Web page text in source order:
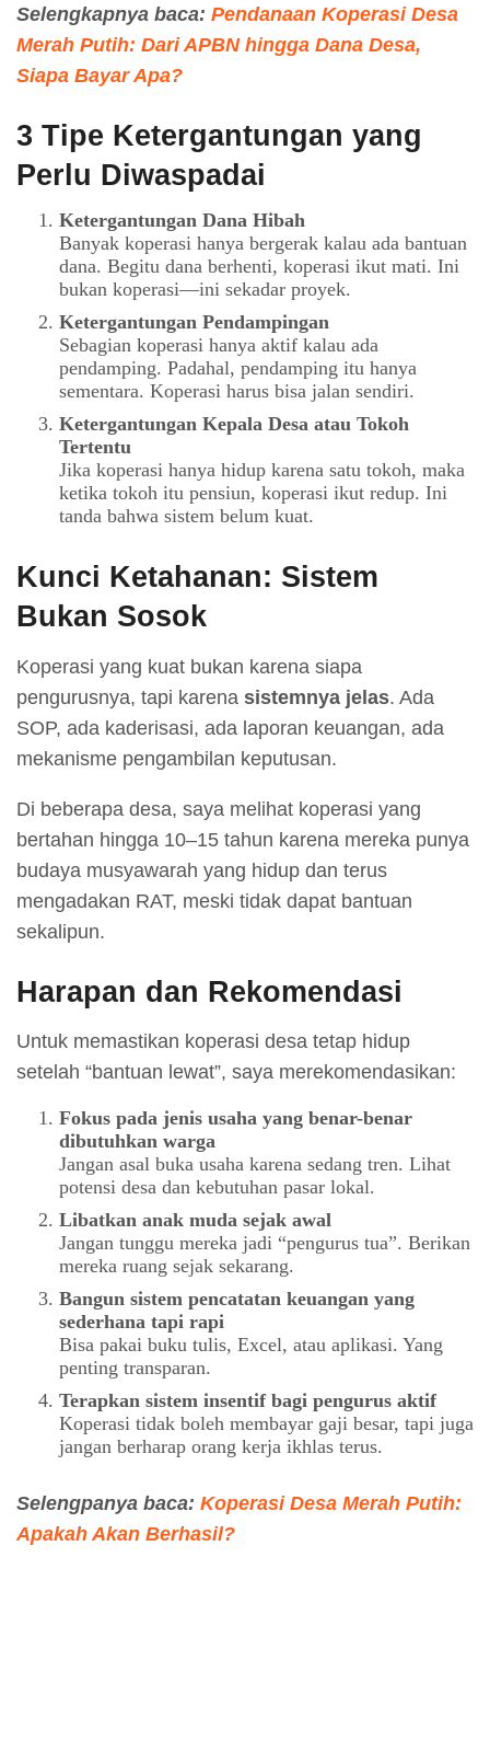
Selengkapnya baca: Pendanaan Koperasi Desa
Merah Putih: Dari APBN hingga Dana Desa,
Siapa Bayar Apa?
3 Tipe Ketergantungan yang
Perlu Diwaspadai
Ketergantungan Dana Hibah
Banyak koperasi hanya bergerak kalau ada bantuan
dana. Begitu dana berhenti, koperasi ikut mati. Ini
bukan koperasi—ini sekadar proyek.
Ketergantungan Pendampingan
Sebagian koperasi hanya aktif kalau ada
pendamping. Padahal, pendamping itu hanya
sementara. Koperasi harus bisa jalan sendiri.
Ketergantungan Kepala Desa atau Tokoh
Tertentu
Jika koperasi hanya hidup karena satu tokoh, maka
ketika tokoh itu pensiun, koperasi ikut redup. Ini
tanda bahwa sistem belum kuat.
Kunci Ketahanan: Sistem
Bukan Sosok
Koperasi yang kuat bukan karena siapa
pengurusnya, tapi karena sistemnya jelas. Ada
SOP, ada kaderisasi, ada laporan keuangan, ada
mekanisme pengambilan keputusan.
Di beberapa desa, saya melihat koperasi yang
bertahan hingga 10–15 tahun karena mereka punya
budaya musyawarah yang hidup dan terus
mengadakan RAT, meski tidak dapat bantuan
sekalipun.
Harapan dan Rekomendasi
Untuk memastikan koperasi desa tetap hidup
setelah “bantuan lewat”, saya merekomendasikan:
Fokus pada jenis usaha yang benar-benar
dibutuhkan warga
Jangan asal buka usaha karena sedang tren. Lihat
potensi desa dan kebutuhan pasar lokal.
Libatkan anak muda sejak awal
Jangan tunggu mereka jadi “pengurus tua”. Berikan
mereka ruang sejak sekarang.
Bangun sistem pencatatan keuangan yang
sederhana tapi rapi
Bisa pakai buku tulis, Excel, atau aplikasi. Yang
penting transparan.
Terapkan sistem insentif bagi pengurus aktif
Koperasi tidak boleh membayar gaji besar, tapi juga
jangan berharap orang kerja ikhlas terus.
Selengpanya baca: Koperasi Desa Merah Putih:
Apakah Akan Berhasil?